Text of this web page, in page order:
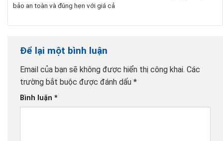
bảo an toàn và đúng hẹn với giá cả
Để lại một bình luận
Email của bạn sẽ không được hiển thị công khai. Các
trường bắt buộc được đánh dấu *
Bình luận *